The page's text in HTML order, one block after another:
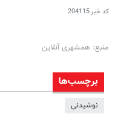
کد خبر204115
منبع: همشهری آنلاین
برچسب‌ها
نوشیدنی